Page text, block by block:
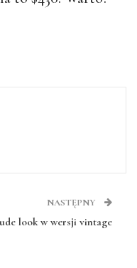
NASTĘPNY
look w wersji vintage